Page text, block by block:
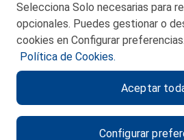
MAPA WEB
POLITICA DE
POLITICA DE
CANAL DE ÉTICA
Selecciona Solo necesarias para
opcionales. Puedes gestionar o
cookies en Configurar
Política de Cookies.
Configurar
Aceptar